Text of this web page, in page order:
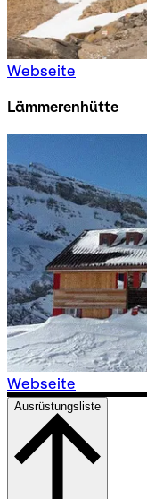
Webseite
Lämmerenhütte
Webseite
Ausrüstungsliste